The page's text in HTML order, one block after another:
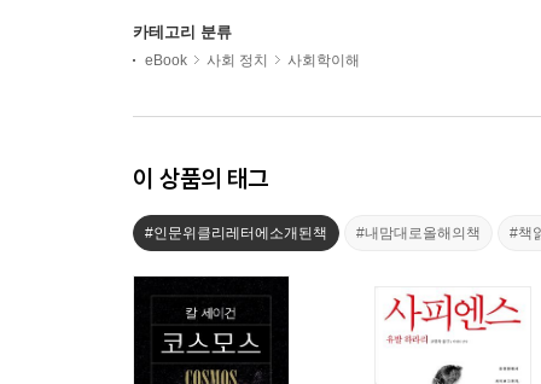
카테고리 분류
eBook 사회 정치 사회학이해
이 상품의 태그
#인문위클리레터에소개된책 #내맘대로올해의책 #책